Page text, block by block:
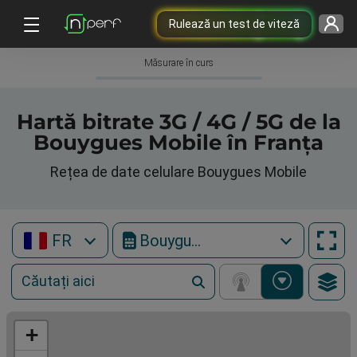
Rulează un test de viteză
Măsurare în curs
Hartă bitrate 3G / 4G / 5G de la
Bouygues Mobile în Franța
Rețea de date celulare Bouygues Mobile
FR Bouygues Mobile
+